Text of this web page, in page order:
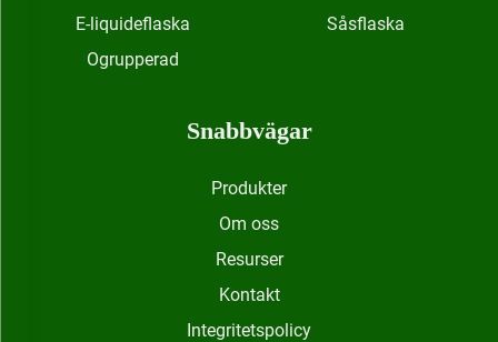
E-liquideflaska
Såsflaska
Ogrupperad
Snabbvägar
Produkter
Om oss
Resurser
Kontakt
Integritetspolicy